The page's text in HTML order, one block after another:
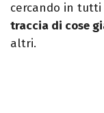
cercando in tutti
traccia di cose
altri.